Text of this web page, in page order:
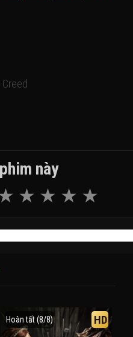
này
Hoàn tất (8/8) HD